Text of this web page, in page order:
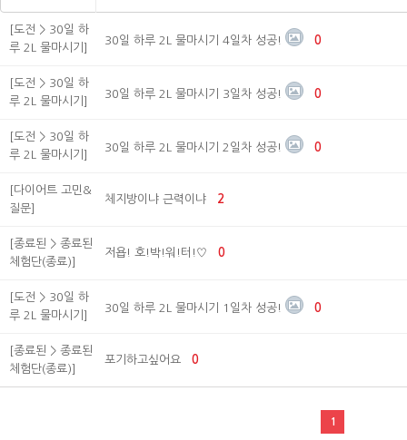
[도전 > 30일 하
루 2L 물마시기]
30일 하루 2L 물마시기 4일차 성공! 0
[도전 > 30일 하
루 2L 물마시기]
30일 하루 2L 물마시기 3일차 성공! 0
[도전 > 30일 하
루 2L 물마시기]
30일 하루 2L 물마시기 2일차 성공! 0
[다이어트 고민&
질문]
체지방이냐 근력이냐 2
[종료된 > 종료된
체험단(종료)]
저욥! 호!박!워!터!♡ 0
[도전 > 30일 하
루 2L 물마시기]
30일 하루 2L 물마시기 1일차 성공! 0
[종료된 > 종료된
체험단(종료)]
포기하고싶어요 0
1